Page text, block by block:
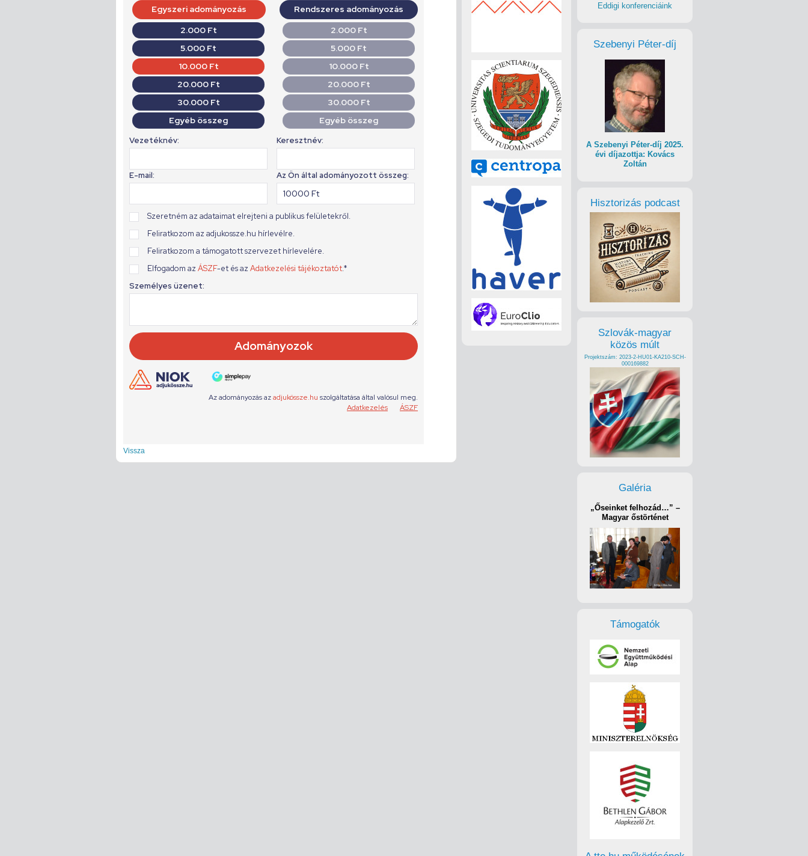
Vissza
Eddigi konferenciáink
Szebenyi Péter-díj
A Szebenyi Péter-díj 2025.
évi díjazottja: Kovács
Zoltán
Hisztorizás podcast
Szlovák-magyar
közös múlt
Projektszám: 2023-2-HU01-KA210-SCH-
000169882
Galéria
„Őseinket felhozád…” –
Magyar őstörténet
Támogatók